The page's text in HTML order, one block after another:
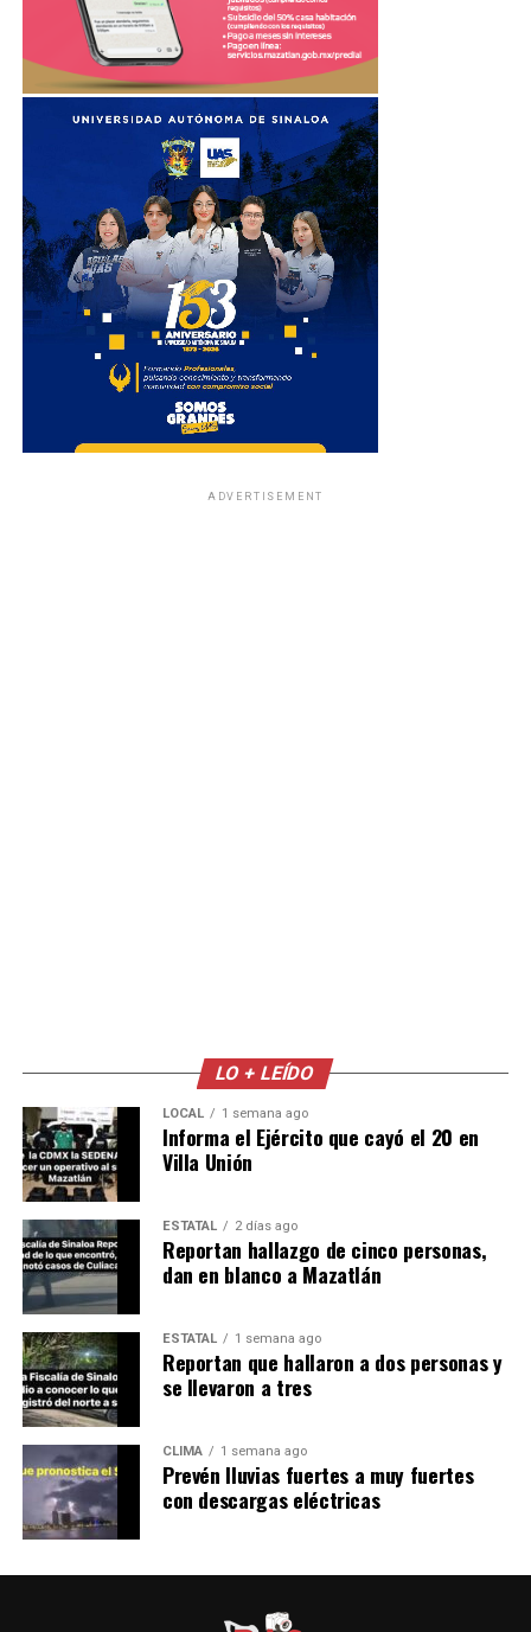
ADVERTISEMENT
LO + LEÍDO
LOCAL 1 semana ago
Informa el Ejército que cayó el 20 en
Villa Unión
ESTATAL 2 días ago
Reportan hallazgo de cinco personas,
dan en blanco a Mazatlán
ESTATAL 1 semana ago
Reportan que hallaron a dos personas y
se llevaron a tres
CLIMA 1 semana ago
Prevén lluvias fuertes a muy fuertes
con descargas eléctricas